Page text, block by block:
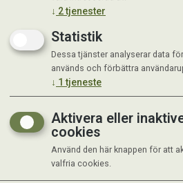
↓ 2tjenester
Statistik
Dessa tjänster analyserar data
används och förbättra
↓ 1 tjeneste
Aktivera eller
cookies
Använd den här knappen för att
valfria cookies.